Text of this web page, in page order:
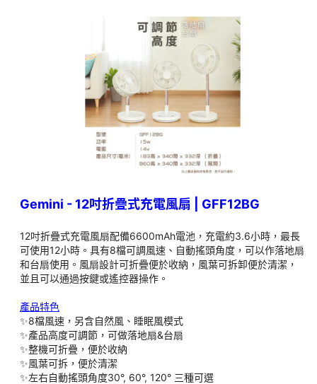
若選擇送貨，商品是由【商戶派送】免費送貨。最快於訂購日翌日
如送貨地址屬偏遠地區（如馬灣、梅窩、錦田等)。【商戶派送】服
詳情請查閱【商戶派送】收費表：
若選擇指定門市自取，貨品到達門市後將會收到WhatsApp 或 SMS
Gemini - 12吋折疊式充電風扇 | GFF12BG
12吋折疊式充電風扇配備6600mAh電池，充電約3.6小時，最長
可使用12小時。具有8檔可調風速、自動搖頭角度，可以作落地扇
和台扇使用。風扇設計可折疊便於收納，風葉可拆卸便於清潔，
並且可以通過按鍵或遙控器操作。
產品特色
✨8檔風速，另含自然風、睡眠風模式
✨產品高度可調節，可做落地扇&台扇
✨整機可折疊，便於收納
✨風葉可拆，便於清潔
✨左右自動搖頭角度30°, 60°, 120° 三種可選